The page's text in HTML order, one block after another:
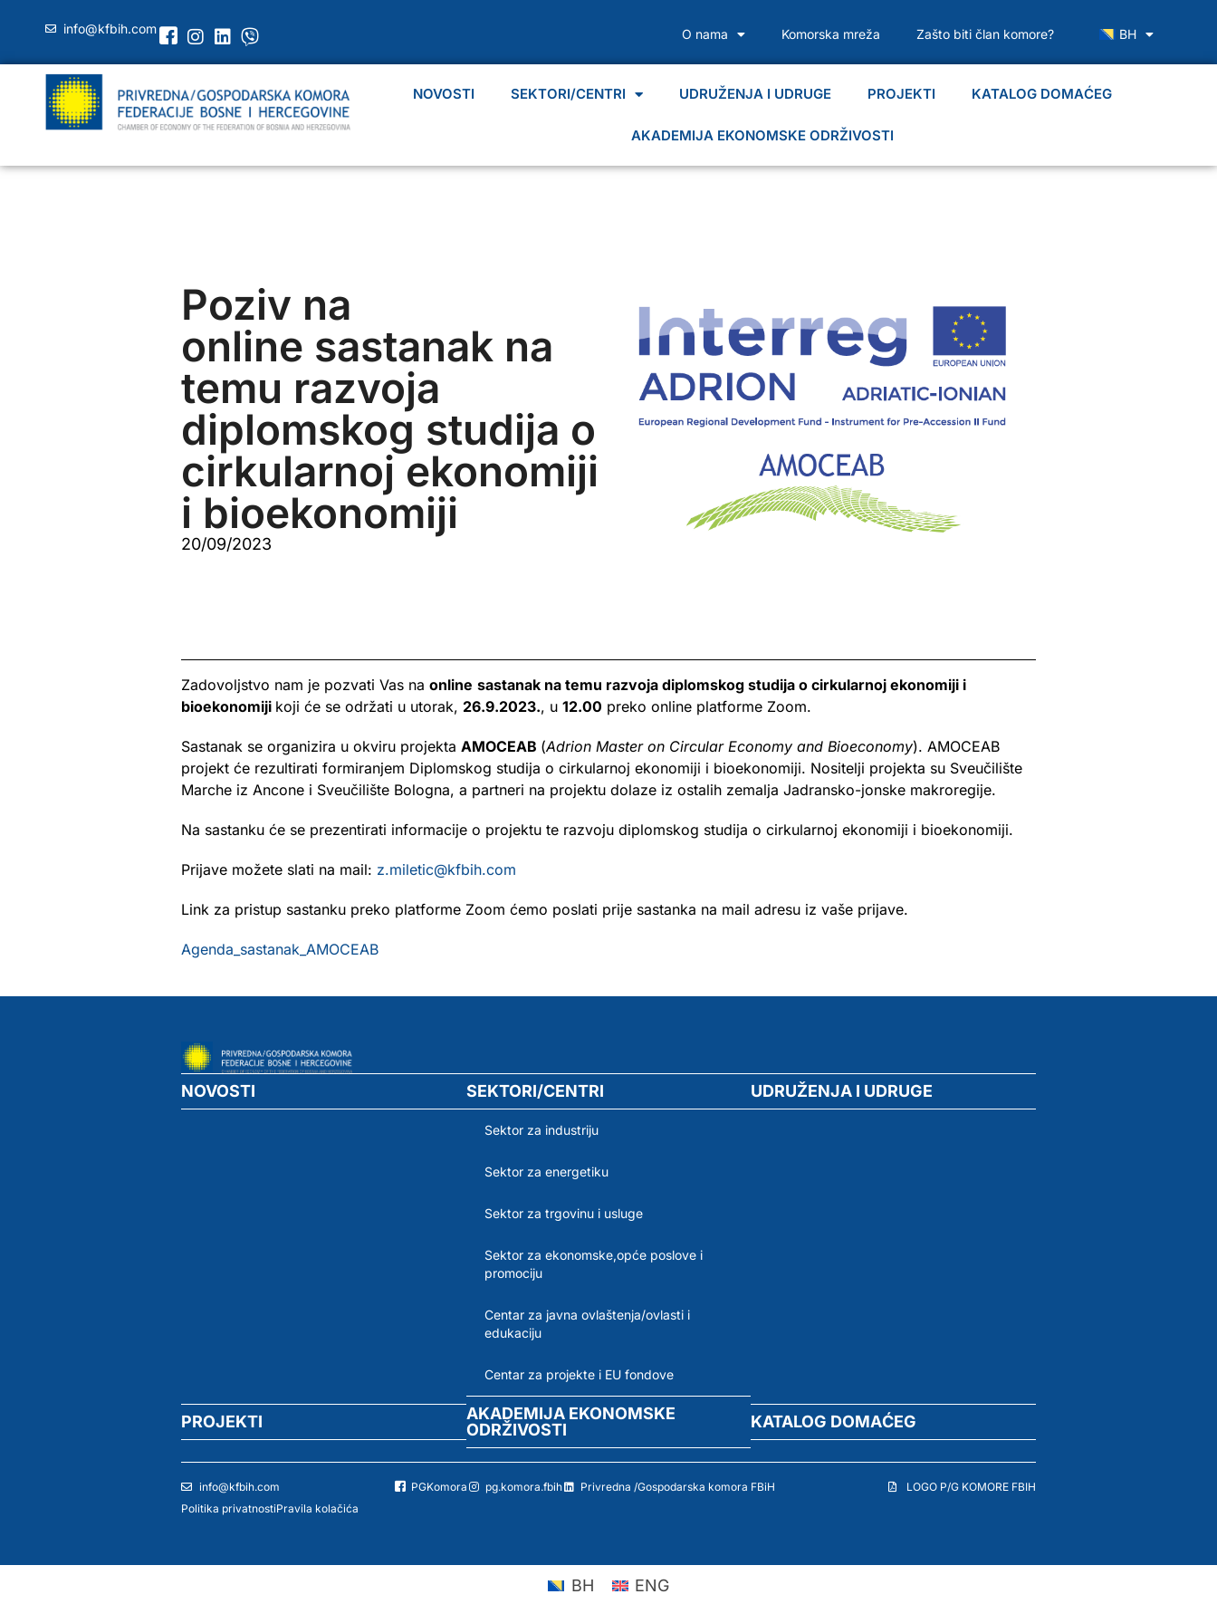
info@kfbih.com O nama Komorska mreža Zašto biti član komore? BH
NOVOSTI SEKTORI/CENTRI UDRUŽENJA I UDRUGE PROJEKTI KATALOG DOMAĆEG
AKADEMIJA EKONOMSKE ODRŽIVOSTI
Poziv na
online sastanak na
temu razvoja
diplomskog studija o
cirkularnoj ekonomiji
i bioekonomiji
20/09/2023
Zadovoljstvo nam je pozvati Vas na online sastanak na temu razvoja diplomskog studija o cirkularnoj ekonomiji i
bioekonomiji koji će se održati u utorak, 26.9.2023., u 12.00 preko online platforme Zoom.
Sastanak se organizira u okviru projekta AMOCEAB (Adrion Master on Circular Economy and Bioeconomy). AMOCEAB
projekt će rezultirati formiranjem Diplomskog studija o cirkularnoj ekonomiji i bioekonomiji. Nositelji projekta su Sveučilište
Marche iz Ancone i Sveučilište Bologna, a partneri na projektu dolaze iz ostalih zemalja Jadransko-jonske makroregije.
Na sastanku će se prezentirati informacije o projektu te razvoju diplomskog studija o cirkularnoj ekonomiji i bioekonomiji.
Prijave možete slati na mail: z.miletic@kfbih.com
Link za pristup sastanku preko platforme Zoom ćemo poslati prije sastanka na mail adresu iz vaše prijave.
Agenda_sastanak_AMOCEAB
NOVOSTI SEKTORI/CENTRI
Sektor za industriju
Sektor za energetiku
Sektor za trgovinu i usluge
Sektor za ekonomske,opće poslove i
promociju
Centar za javna ovlaštenja/ovlasti i
edukaciju
Centar za projekte i EU fondove
UDRUŽENJA I UDRUGE
PROJEKTI
AKADEMIJA EKONOMSKE
ODRŽIVOSTI
KATALOG DOMAĆEG
info@kfbih.com PGKomora pg.komora.fbih Privredna /Gospodarska komora FBiH
LOGO P/G KOMORE FBIH
Politika privatnostiPravila kolačića
BH ENG